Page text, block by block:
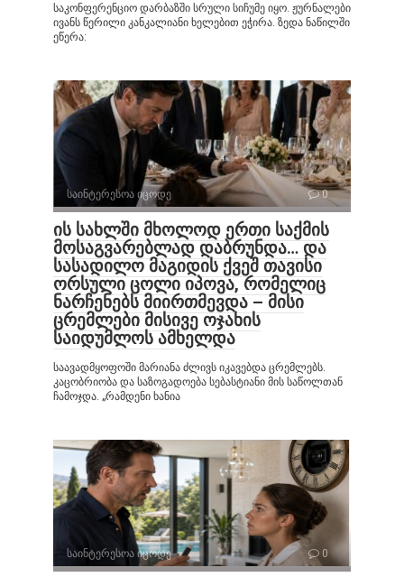
საკონფერენციო დარბაზში სრული სიჩუმე იყო. ჟურნალები
ივანს წერილი კანკალიანი ხელებით ეჭირა. ზედა ნაწილში
ეწერა:
საინტერესოა იცოდე 0
ის სახლში მხოლოდ ერთი საქმის
მოსაგვარებლად დაბრუნდა… და
სასადილო მაგიდის ქვეშ თავისი
ორსული ცოლი იპოვა, რომელიც
ნარჩენებს მიირთმევდა – მისი
ცრემლები მისივე ოჯახის
საიდუმლოს ამხელდა
საავადმყოფოში მარიანა ძლივს იკავებდა ცრემლებს.
კაცობრიობა და საზოგადოება სებასტიანი მის საწოლთან
ჩამოჯდა. „რამდენი ხანია
საინტერესოა იცოდე 0